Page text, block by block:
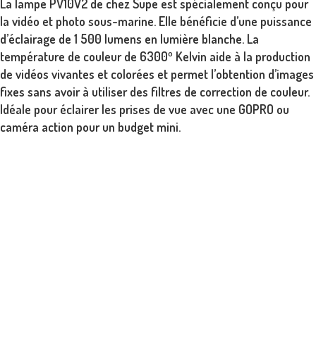
La lampe PV10V2 de chez Supe est spécialement conçu pour
la vidéo et photo sous-marine. Elle bénéficie d’une puissance
d’éclairage de 1 500 lumens en lumière blanche. La
température de couleur de 6300º Kelvin aide à la production
de vidéos vivantes et colorées et permet l’obtention d’images
fixes sans avoir à utiliser des filtres de correction de couleur.
Idéale pour éclairer les prises de vue avec une GOPRO ou
caméra action pour un budget mini.